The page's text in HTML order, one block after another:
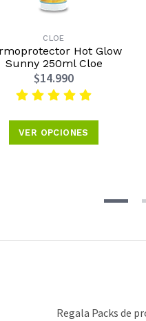
CLOE
Hot Glow
Sunny 250ml Cloe
$14.990
VER OPCIONES
Regala Packs de